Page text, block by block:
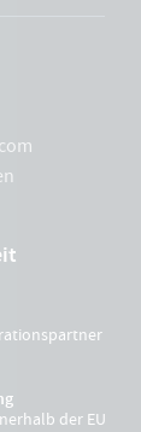
der EU